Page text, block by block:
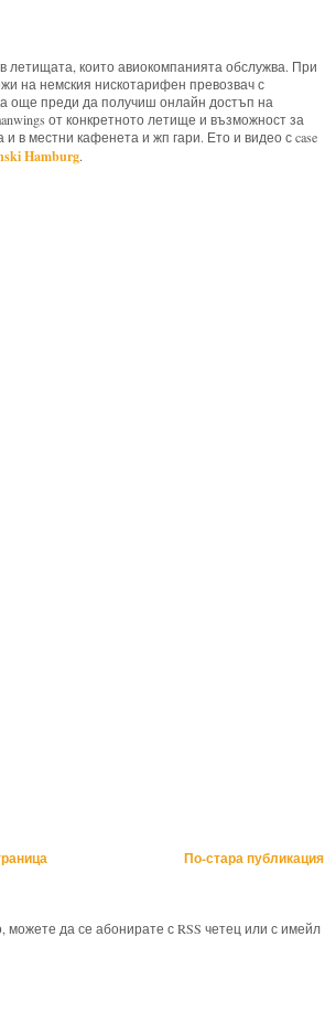
летищата, които авиокомпанията обслужва. При
на немския нискотарифен превозвач с
още преди да получиш онлайн достъп на
от конкретното летище и възможност за
в местни кафенета и жп гари. Ето и видео с case
Hamburg.
По-стара публикация
можете да се абонирате с RSS четец или с имейл